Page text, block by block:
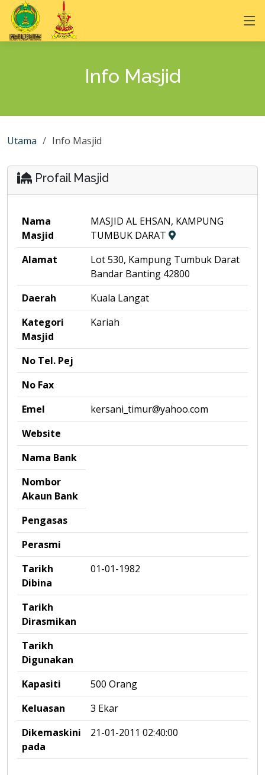
Info Masjid
Utama Info Masjid
Profail Masjid
Nama
Masjid
MASJID AL EHSAN, KAMPUNG
TUMBUK DARAT
Alamat
Lot 530, Kampung Tumbuk Darat
Bandar Banting 42800
Daerah
Kuala Langat
Kategori
Masjid
Kariah
No Tel. Pej
No Fax
Emel
kersani_timur@yahoo.com
Website
Nama Bank
Nombor
Akaun Bank
Pengasas
Perasmi
Tarikh
Dibina
01-01-1982
Tarikh
Dirasmikan
Tarikh
Digunakan
Kapasiti
500 Orang
Keluasan
3 Ekar
Dikemaskini
pada
21-01-2011 02:40:00